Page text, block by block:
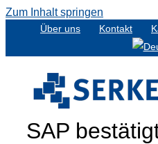
Zum Inhalt springen
Über uns Kontakt
SAP